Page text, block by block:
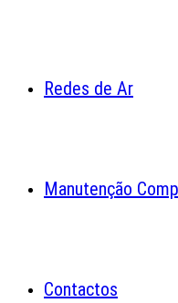
Redes de Ar
Manutenção
Contactos